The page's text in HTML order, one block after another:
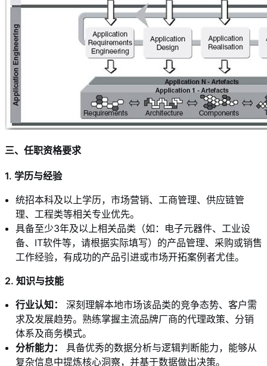
三、任职资格要求
1. 学历与经验
统招本科及以上学历，市场营销、工商管理、供应链管
理、工程类等相关专业优先。
具备至少3年及以上相关品类（如：电子元器件、工业设
备、IT软件等，请根据实际填写）的产品管理、采购或销售
工作经验，有成功的产品引进或市场开拓案例者尤佳。
2. 知识与技能
行业认知：
深刻理解本地市场该品类的竞争态势、客户需
求及发展趋势。熟练掌握主流品牌厂商的代理政策、分销
体系及商务模式。
分析能力：
具备优秀的数据分析与逻辑判断能力，能够从
复杂信息中提炼核心洞察，并基于数据做出决策。